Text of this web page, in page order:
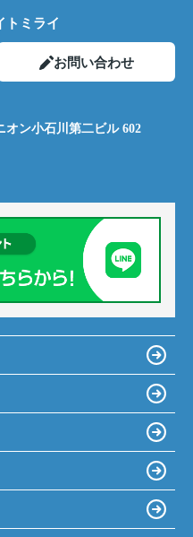
トミライ
お問い合わせ
オン小石川第二ビル 602